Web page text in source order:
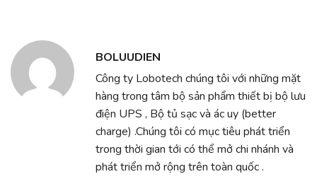
BOLUUDIEN
Công ty Lobotech chúng tôi với những mặt
hàng trong tâm bộ sản phẩm thiết bị bộ lưu
điện UPS , Bộ tủ sạc và ác uy (better
charge) .Chúng tôi có mục tiêu phát triển
trong thời gian tới có thể mở chi nhánh và
phát triển mở rộng trên toàn quốc .